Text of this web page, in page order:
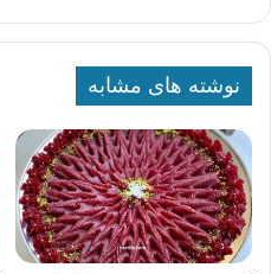
نوشته های مشابه